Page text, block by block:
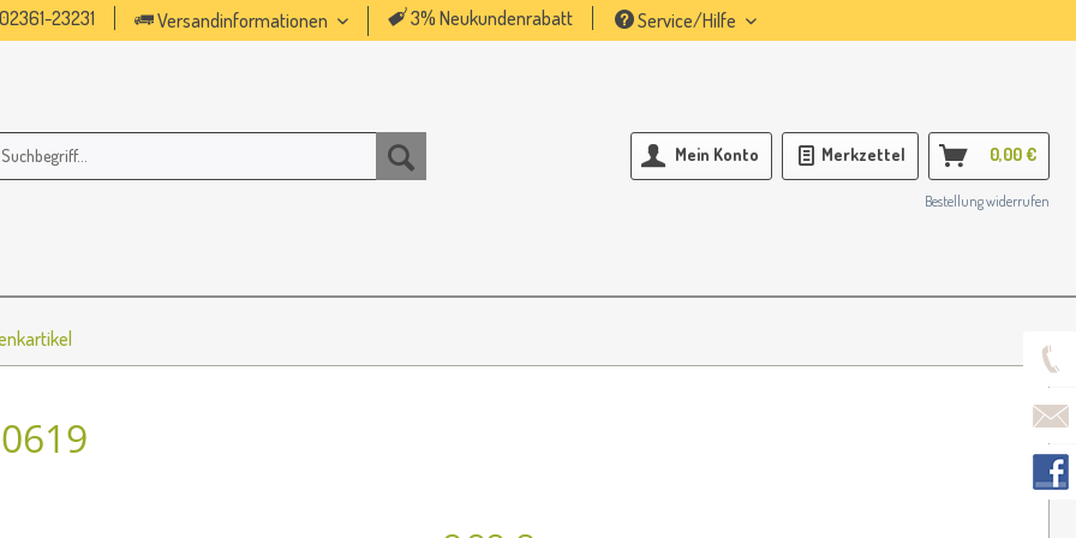
23231 Versandinformationen 3% Neukundenrabatt Service/Hilfe
Mein Konto Merkzettel 0,00 €
Bestellung widerrufen